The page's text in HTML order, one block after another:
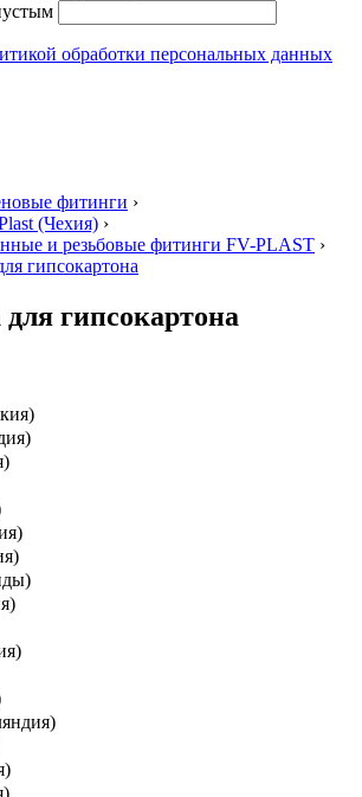
обработки персональных данных
фитинги ›
(Чехия) ›
и резьбовые фитинги FV-PLAST ›
гипсокартона
для гипсокартона